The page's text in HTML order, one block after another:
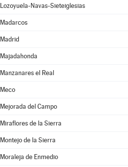
Lozoyuela-Navas-Sieteiglesias
Madarcos
Madrid
Majadahonda
Manzanares el Real
Meco
Mejorada del Campo
Miraflores de la Sierra
Montejo de la Sierra
Moraleja de Enmedio